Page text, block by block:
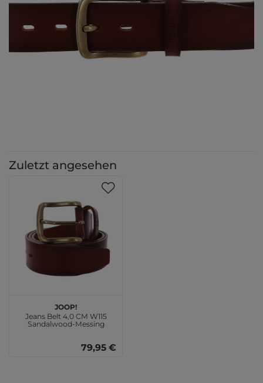
Zuletzt angesehen
JOOP!
Jeans Belt 4,0 CM W115
Sandalwood-Messing
79,95 €